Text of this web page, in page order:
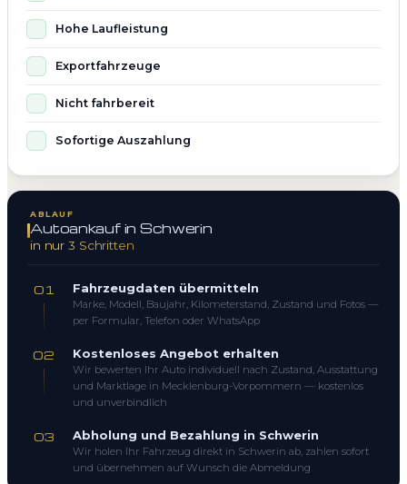
Hohe Laufleistung
Exportfahrzeuge
Nicht fahrbereit
Sofortige Auszahlung
ABLAUF
Autoankauf in Schwerin
in nur 3 Schritten
01 Fahrzeugdaten übermitteln
Marke, Modell, Baujahr, Kilometerstand, Zustand und Fotos —
per Formular, Telefon oder WhatsApp
02 Kostenloses Angebot erhalten
Wir bewerten Ihr Auto individuell nach Zustand, Ausstattung
und Marktlage in Mecklenburg-Vorpommern — kostenlos
und unverbindlich
03 Abholung und Bezahlung in Schwerin
Wir holen Ihr Fahrzeug direkt in Schwerin ab, zahlen sofort
und übernehmen auf Wunsch die Abmeldung